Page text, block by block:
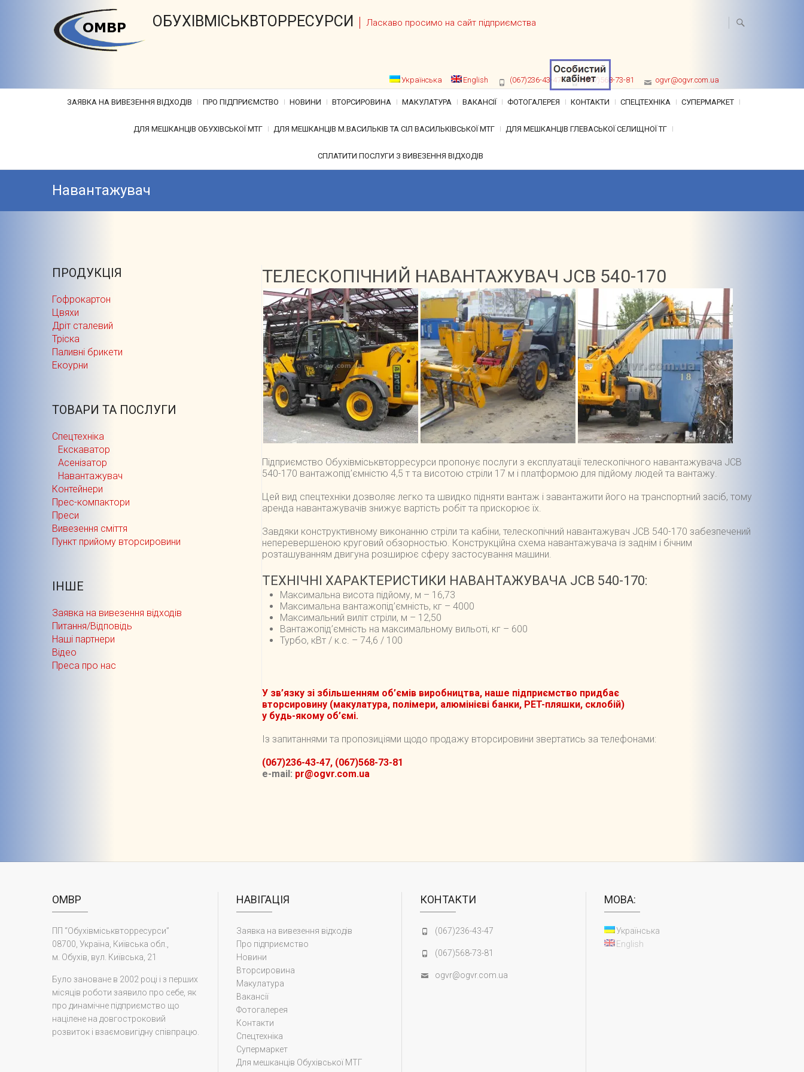
ОБУХІВМІСЬКВТОРРЕСУРСИ Ласкаво просимо на сайт підприємства
(067)236-43-47 (067)568-73-81 ogvr@ogvr.com.ua
Українська English
ЗАЯВКА НА ВИВЕЗЕННЯ ВІДХОДІВ ПРО ПІДПРИЄМСТВО НОВИНИ ВТОРСИРОВИНА МАКУЛАТУРА ВАКАНСІЇ ФОТОГАЛЕРЕЯ КОНТАКТИ CПЕЦТЕХНІКА СУПЕРМАРКЕТ
ДЛЯ МЕШКАНЦІВ ОБУХІВСЬКОЇ МТГ ДЛЯ МЕШКАНЦІВ М.ВАСИЛЬКІВ ТА СІЛ ВАСИЛЬКІВСЬКОЇ МТГ ДЛЯ МЕШКАНЦІВ ГЛЕВАСЬКОЇ СЕЛИЩНОЇ ТГ
СПЛАТИТИ ПОСЛУГИ З ВИВЕЗЕННЯ ВІДХОДІВ
Навантажувач
ТЕЛЕСКОПІЧНИЙ НАВАНТАЖУВАЧ JCB 540-170
Підприємство Обухівміськвторресурси пропонує послуги з експлуатації телескопічного навантажувача JCB
540-170 вантажопід’ємністю 4,5 т та висотою стріли 17 м і платформою для підйому людей та вантажу.
Цей вид спецтехніки дозволяє легко та швидко підняти вантаж і завантажити його на транспортний засіб, тому
аренда навантажувачів знижує вартість робіт та прискорює їх.
Завдяки конструктивному виконанню стріли та кабіни, телескопічний навантажувач JCB 540-170 забезпечений
неперевершеною круговий обзорностью. Конструкційна схема навантажувача із заднім і бічним
розташуванням двигуна розширює сферу застосування машини.
ТЕХНІЧНІ ХАРАКТЕРИСТИКИ НАВАНТАЖУВАЧА JCB 540-170:
Максимальна висота підйому, м – 16,73
Максимальна вантажопід’ємність, кг – 4000
Максимальний виліт стріли, м – 12,50
Вантажопід’ємність на максимальному вильоті, кг – 600
Турбо, кВт / к.с. – 74,6 / 100
У зв’язку зі збільшенням об’ємів виробництва, наше підприємство придбає
вторсировину (макулатура, полімери, алюмінієві банки, PET-пляшки, склобій)
у будь-якому об’ємі.
Із запитаннями та пропозиціями щодо продажу вторсировини звертатись за телефонами:
(067)236-43-47, (067)568-73-81
e-mail: pr@ogvr.com.ua
ПРОДУКЦІЯ
Гофрокартон
Цвяхи
Дріт сталевий
Тріска
Паливні брикети
Екоурни
ТОВАРИ ТА ПОСЛУГИ
Cпецтехніка
Екскаватор
Асенізатор
Навантажувач
Контейнери
Прес-компактори
Преси
Вивезення сміття
Пункт прийому вторсировини
ІНШЕ
Заявка на вивезення відходів
Питання/Відповідь
Наші партнери
Відео
Преса про нас
ОМВР
ПП “Обухівміськвторресурси”
08700, Україна, Київська обл.,
м. Обухів, вул. Київська, 21
Було зановане в 2002 році і з перших
місяців роботи заявило про себе, як
про динамічне підприємство що
націлене на довгостроковий
розвиток і взаємовигідну співпрацю.
НАВІГАЦІЯ
Заявка на вивезення відходів
Про підприємство
Новини
Вторсировина
Макулатура
Вакансії
Фотогалерея
Контакти
Cпецтехніка
Супермаркет
Для мешканців Обухівської МТГ
КОНТАКТИ
(067)236-43-47
(067)568-73-81
ogvr@ogvr.com.ua
МОВА:
Українська
English